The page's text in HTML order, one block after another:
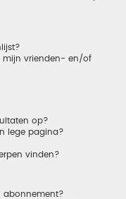
mijn vrienden- en/of
op?
lege pagina?
vinden?
abonnement?